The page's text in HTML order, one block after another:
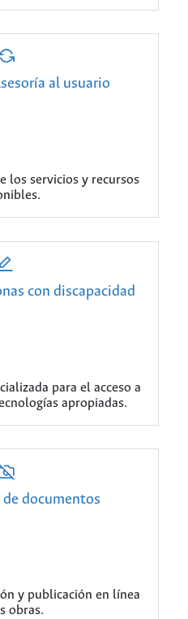
al usuario
los servicios y recursos
con discapacidad
para el acceso a
apropiadas.
documentos
y publicación en línea
obras.